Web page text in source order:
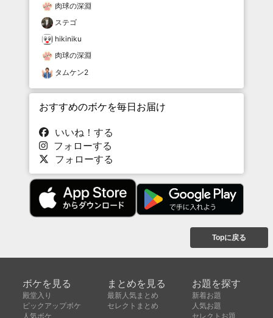
肉球の深淵
ステゴ
hikiniku
肉球の深淵
タムケン2
おすすめのボケを毎日お届け
いいね！する
フォローする
フォローする
Topに戻る
ボケを見る
殿堂入り
ピックアップボケ
人気ボケ
まとめを見る
最新人気まとめ
セレクトまとめ
お題を探す
新着お題
人気お題
セレクトお題